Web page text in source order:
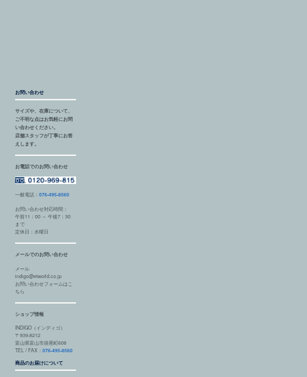
お問い合わせ
サイズや、在庫について、
ご不明な点はお気軽にお問
い合わせください。
店舗スタッフが丁寧にお答
えします。
お電話でのお問い合わせ
一般電話：076-495-8560
お問い合わせ対応時間：
午前11：00 ～ 午後7：30
まで
定休日：水曜日
メールでのお問い合わせ
メール
indigo@etworld.co.jp
お問い合わせフォームはこ
ちら
ショップ情報
INDIGO（インディゴ）
〒939-8212
富山県富山市掛尾町608
TEL / FAX：076-495-8560
商品のお届けについて